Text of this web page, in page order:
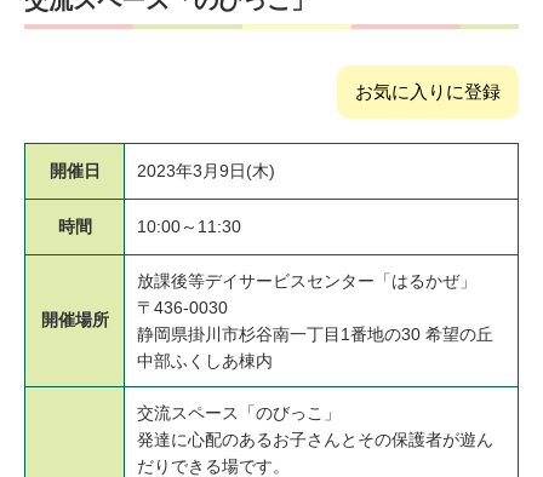
お気に入りに登録
開催日 2023年3月9日(木)
時間 10:00～11:30
開催場所
放課後等デイサービスセンター「はるかぜ」
〒436-0030
静岡県掛川市杉谷南一丁目1番地の30 希望の丘
中部ふくしあ棟内
交流スペース「のびっこ」
発達に心配のあるお子さんとその保護者が遊ん
だりできる場です。